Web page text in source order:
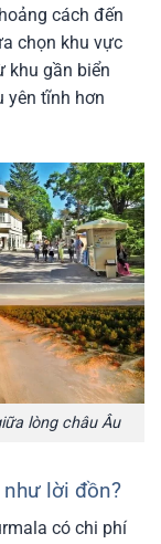
cách đến
chọn khu vực
khu gần biển
yên tĩnh hơn
lòng châu Âu
lời đồn?
có chi phí